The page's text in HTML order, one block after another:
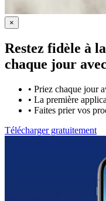
×
Restez fidèle à
chaque jour avec
• Priez chaque jour
• La première
• Faites prier vos
Télécharger gratuitement